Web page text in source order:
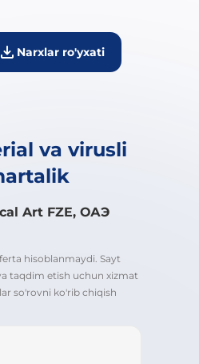
Narxlar ro'yxati
va virusli
Art FZE, ОАЭ
hisoblanmaydi. Sayt
taqdim etish uchun xizmat
so'rovni ko'rib chiqish